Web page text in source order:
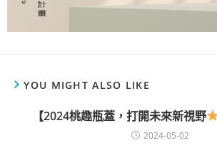
YOU MIGHT ALSO LIKE
【2024桃趣瓶蓋，打開未來新視野
2024-05-02